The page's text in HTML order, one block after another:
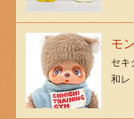
モ
セキ
和レ